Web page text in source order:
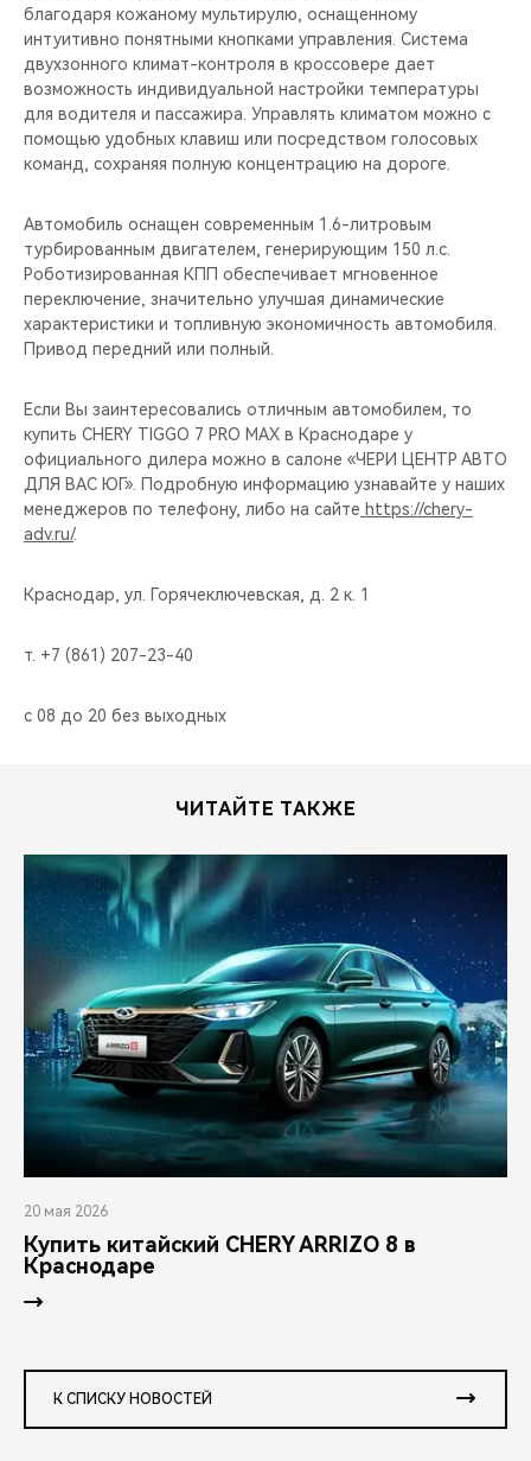
благодаря кожаному мультирулю, оснащенному
интуитивно понятными кнопками управления. Система
двухзонного климат-контроля в кроссовере дает
возможность индивидуальной настройки температуры
для водителя и пассажира. Управлять климатом можно с
помощью удобных клавиш или посредством голосовых
команд, сохраняя полную концентрацию на дороге.
Автомобиль оснащен современным 1.6-литровым
турбированным двигателем, генерирующим 150 л.с.
Роботизированная КПП обеспечивает мгновенное
переключение, значительно улучшая динамические
характеристики и топливную экономичность автомобиля.
Привод передний или полный.
Если Вы заинтересовались отличным автомобилем, то
купить CHERY TIGGO 7 PRO MAX в Краснодаре у
официального дилера можно в салоне «ЧЕРИ ЦЕНТР АВТО
ДЛЯ ВАС ЮГ». Подробную информацию узнавайте у наших
менеджеров по телефону, либо на сайте https://chery-
adv.ru/.
Краснодар, ул. Горячеключевская, д. 2 к. 1
т. +7 (861) 207-23-40
с 08 до 20 без выходных
ЧИТАЙТЕ ТАКЖЕ
20 мая 2026
Купить китайский CHERY ARRIZO 8 в
Краснодаре
К СПИСКУ НОВОСТЕЙ